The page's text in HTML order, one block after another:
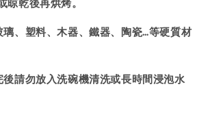
、塑料、木器、鐵器、陶瓷…等硬質材
請勿放入洗碗機清洗或長時間浸泡水